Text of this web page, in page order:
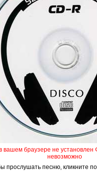
вашем браузере не
невозможно
прослушать песню, кликните по